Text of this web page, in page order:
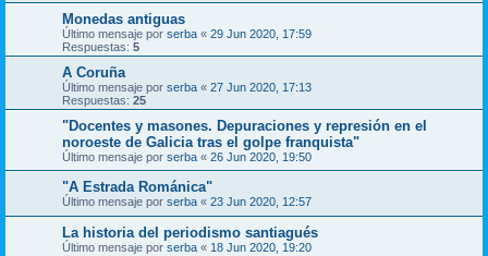
Monedas antiguas
Último mensaje por serba « 29 Jun 2020, 17:59
Respuestas: 5
A Coruña
Último mensaje por serba « 27 Jun 2020, 17:13
Respuestas: 25
"Docentes y masones. Depuraciones y represión en el
noroeste de Galicia tras el golpe franquista"
Último mensaje por serba « 26 Jun 2020, 19:50
"A Estrada Románica"
Último mensaje por serba « 23 Jun 2020, 12:57
La historia del periodismo santiagués
Último mensaje por serba « 18 Jun 2020, 19:20